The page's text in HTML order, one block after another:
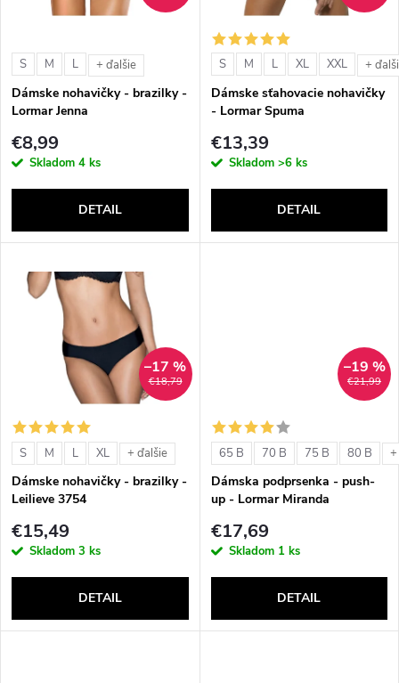
e
p
r
d
u
o
v
s
p
r
o
d
u
o
v
S M L + ďalšie
Dámske nohavičky - brazilky -
Lormar Jenna
€8,99
Skladom 4 ks
DETAIL
S M L XL XXL +
Dámske sťahovacie nohavičky
- Lormar Spuma
€13,39
Skladom >6 ks
DETAIL
€18,79
–17 %
S M L XL + ďalšie
Dámske nohavičky - brazilky -
Leilieve 3754
€15,49
Skladom 3 ks
DETAIL
€21,99
–19 %
65 B 70 B 75 B 80 B
Dámska podprsenka - push-
up - Lormar Miranda
€17,69
Skladom 1 ks
DETAIL